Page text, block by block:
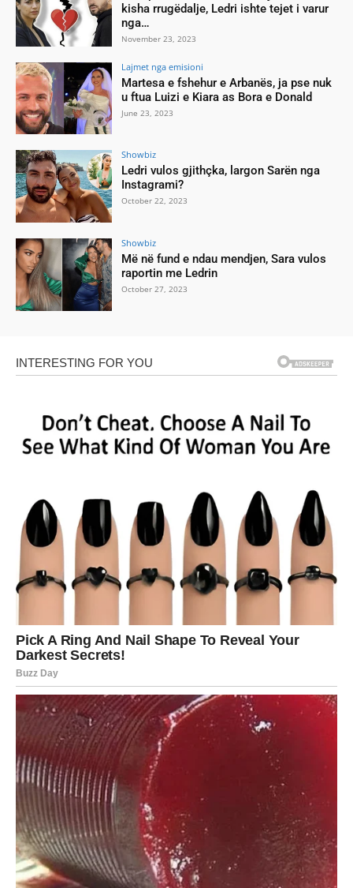
kisha rrugëdalje, Ledri ishte tejet i varur
nga…
November 23, 2023
Lajmet nga emisioni
Martesa e fshehur e Arbanës, ja pse nuk
u ftua Luizi e Kiara as Bora e Donald
June 23, 2023
Showbiz
Ledri vulos gjithçka, largon Sarën nga
Instagrami?
October 22, 2023
Showbiz
Më në fund e ndau mendjen, Sara vulos
raportin me Ledrin
October 27, 2023